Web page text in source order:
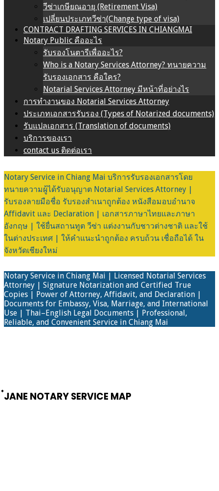
วีซ่าเกษียณอายุ (Retirement Visa)
เปลี่ยนประเภทวีซ่า(Change type of visa)
CONTRACT DRAFTING SERVICES IN CHIANGMAI
Notary Public คืออะไร
รับรองโนตารีเพื่ออะไร?
Who is a Notary Services Attorney? ทนายความ
รับรองเอกสาร คือใคร?
Notarial Services Attorney มีหน้าที่อย่างไร
การทำงานของ Notarial Services Attorney
ประเภทเอกสารรับรอง (Types of Notarized documents)
รับแปลเอกสาร (Translation of documents)
บริการของเรา
contact us ติดต่อเรา
Notary Service in Chiang Mai บริการรับรองเอกสารโดย
ทนายความผู้ได้รับอนุญาต Notarial Services Attorney |
รับรองลายมือชื่อ รับรองสำเนาถูกต้อง หนังสือมอบอำนาจ
Affidavit และ Declaration | เอกสารภาษาไทยและภาษา
อังกฤษ | ใช้ยื่นสถานทูต วีซ่า แต่งงานกับชาวต่างชาติ และใช้
ในต่างประเทศ | ให้คำแนะนำถูกต้อง ครบถ้วน เชื่อถือได้ ใน
จังหวัดเชียงใหม่
Notary Service in Chiang Mai | Licensed Notarial Services
Attorney | Signature Notarization and Certified True
Copies | Power of Attorney, Affidavit, and Declaration |
Documents for Embassy, Visa, Marriage, and International
Use | Thai–English Legal Documents | Professional,
Reliable, and Convenient Service in Chiang Mai
๋JANE NOTARY SERVICE MAP